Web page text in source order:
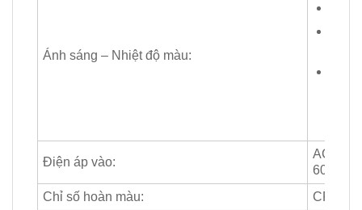
Ánh sáng – Nhiệt độ màu:
Điện áp vào:
AC
60Hz
Chỉ số hoàn màu:
CRI 80